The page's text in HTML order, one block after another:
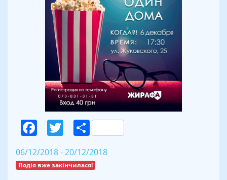
Facebook
Twitter
Поділитися
06/12/2018 - 20/12/2018
Подія вже закінчилася!